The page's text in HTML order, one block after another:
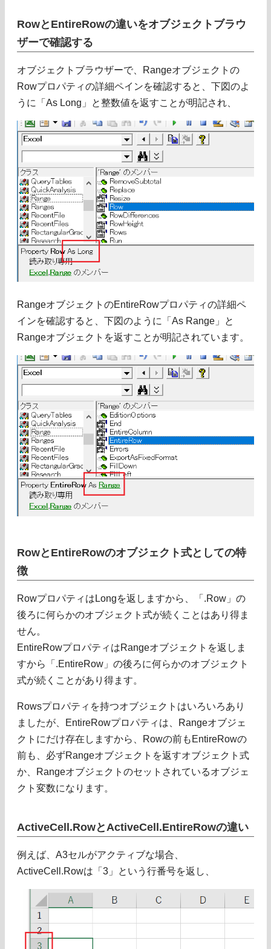
RowとEntireRowの違いをオブジェクトブラウ
ザーで確認する
オブジェクトブラウザーで、Rangeオブジェクトの
Rowプロパティの詳細ペインを確認すると、下図のよ
うに「As Long」と整数値を返すことが明記され、
RangeオブジェクトのEntireRowプロパティの詳細ペ
インを確認すると、下図のように「As Range」と
Rangeオブジェクトを返すことが明記されています。
RowとEntireRowのオブジェクト式としての特
徴
RowプロパティはLongを返しますから、「.Row」の
後ろに何らかのオブジェクト式が続くことはあり得ま
せん。
EntireRowプロパティはRangeオブジェクトを返しま
すから「.EntireRow」の後ろに何らかのオブジェクト
式が続くことがあり得ます。
Rowsプロパティを持つオブジェクトはいろいろあり
ましたが、EntireRowプロパティは、Rangeオブジェ
クトにだけ存在しますから、Rowの前もEntireRowの
前も、必ずRangeオブジェクトを返すオブジェクト式
か、Rangeオブジェクトのセットされているオブジェ
クト変数になります。
ActiveCell.RowとActiveCell.EntireRowの違い
例えば、A3セルがアクティブな場合、
ActiveCell.Rowは「3」という行番号を返し、